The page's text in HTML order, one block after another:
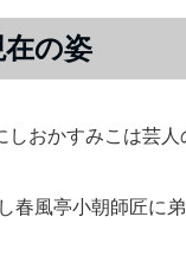
の姿
おかすみこは芸
風亭小朝師匠に弟